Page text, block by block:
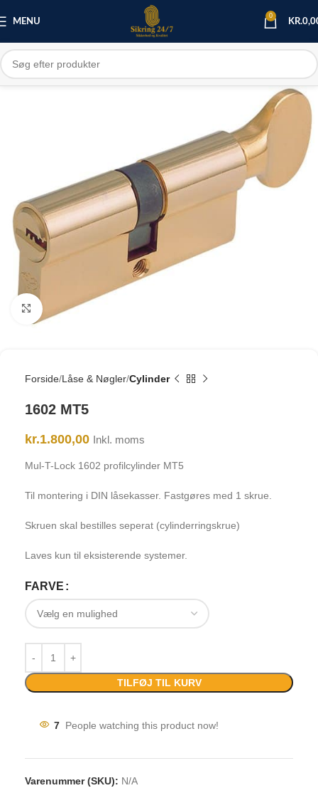
MENU
0
KR.
Click to enlarge
Forside Låse & Nøgler Cylinder
1602 MT5
kr.1.800,00 Inkl. moms
Mul-T-Lock 1602 profilcylinder MT5
Til montering i DIN låsekasser. Fastgøres med 1 skrue.
Skruen skal bestilles seperat (cylinderringskrue)
Laves kun til eksisterende systemer.
FARVE
TILFØJ TIL KURV
7 People watching this product now!
Varenummer (SKU): N/A